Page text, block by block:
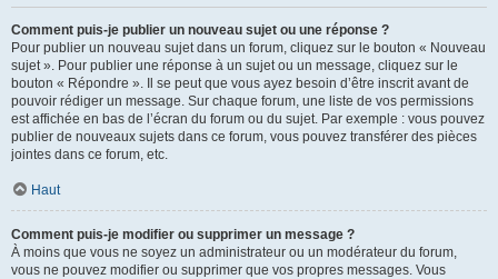
Comment puis-je publier un nouveau sujet ou une réponse ?
Pour publier un nouveau sujet dans un forum, cliquez sur le bouton « Nouveau
sujet ». Pour publier une réponse à un sujet ou un message, cliquez sur le
bouton « Répondre ». Il se peut que vous ayez besoin d’être inscrit avant de
pouvoir rédiger un message. Sur chaque forum, une liste de vos permissions
est affichée en bas de l’écran du forum ou du sujet. Par exemple : vous pouvez
publier de nouveaux sujets dans ce forum, vous pouvez transférer des pièces
jointes dans ce forum, etc.
Haut
Comment puis-je modifier ou supprimer un message ?
À moins que vous ne soyez un administrateur ou un modérateur du forum,
vous ne pouvez modifier ou supprimer que vos propres messages. Vous